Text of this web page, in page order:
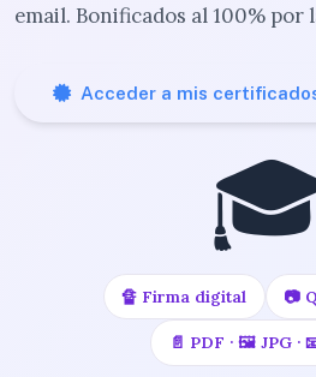
email. Bonificados al 100% por
Acceder a mis
🔏 Firma digital 📷
📄 PDF · 🖼️ JPG ·